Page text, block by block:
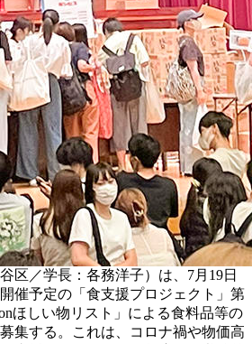
区／学長：各務洋子）は、7月19日
開催予定の「食支援プロジェクト」第
ほしい物リスト」による食料品等の
集する。これは、コロナ禍や物価高